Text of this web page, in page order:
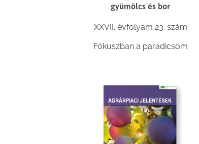
gyümölcs és bor
XXVII. évfolyam 23. szám
Fókuszban a paradicsom